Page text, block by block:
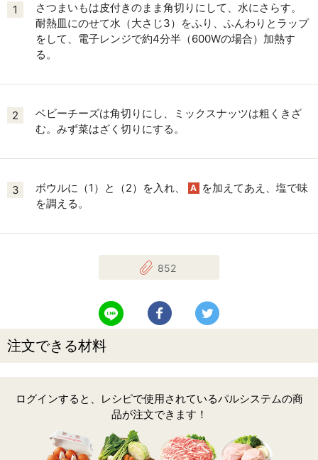
1
さつまいもは皮付きのまま角切りにして、水にさらす。
耐熱皿にのせて水（大さじ3）をふり、ふんわりとラップ
をして、電子レンジで約4分半（600Wの場合）加熱す
る。
2
ベビーチーズは角切りにし、ミックスナッツは粗くきざ
む。みず菜はざく切りにする。
3 ボウルに（1）と（2）を入れ、 A を加えてあえ、塩で味
を調える。
852
LINEで送る Facebookでシェアする
注文できる材料
ログインすると、レシピで使用されているパルシステムの商
品が注文できます！